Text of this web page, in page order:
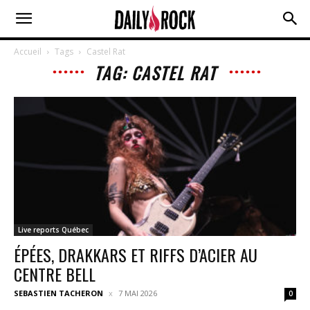
Accueil Tags Castel Rat
TAG: CASTEL RAT
Live reports Québec
ÉPÉES, DRAKKARS ET RIFFS D’ACIER AU
CENTRE BELL
SEBASTIEN TACHERON 7 MAI 2026 0